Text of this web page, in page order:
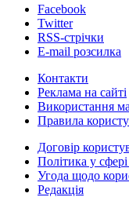
Facebook
Twitter
RSS-стрічки
E-mail розсилка
Контакти
Реклама на сайті
Використання
Правила
Договір
Політика у
Угода щодо
Редакція